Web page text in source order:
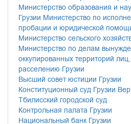
Министерство образования и
Грузии Министерство по
пробации и юридической
Министерство сельского
Министерство по делам
оккупированных территорий
расселению Грузии
Высший совет юстиции Грузии
Конституционный суд Грузии
Тбилисский городской суд
Контрольная палата Грузии
Национальный банк Грузии